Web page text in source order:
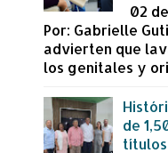
02
Por: Gabrielle
advierten que
los genitales y
de